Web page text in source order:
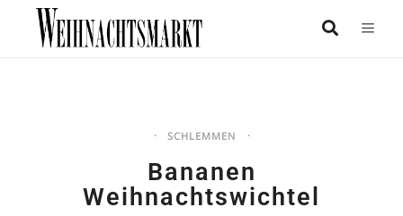
SCHLEMMEN
Bananen
Weihnachtswichtel